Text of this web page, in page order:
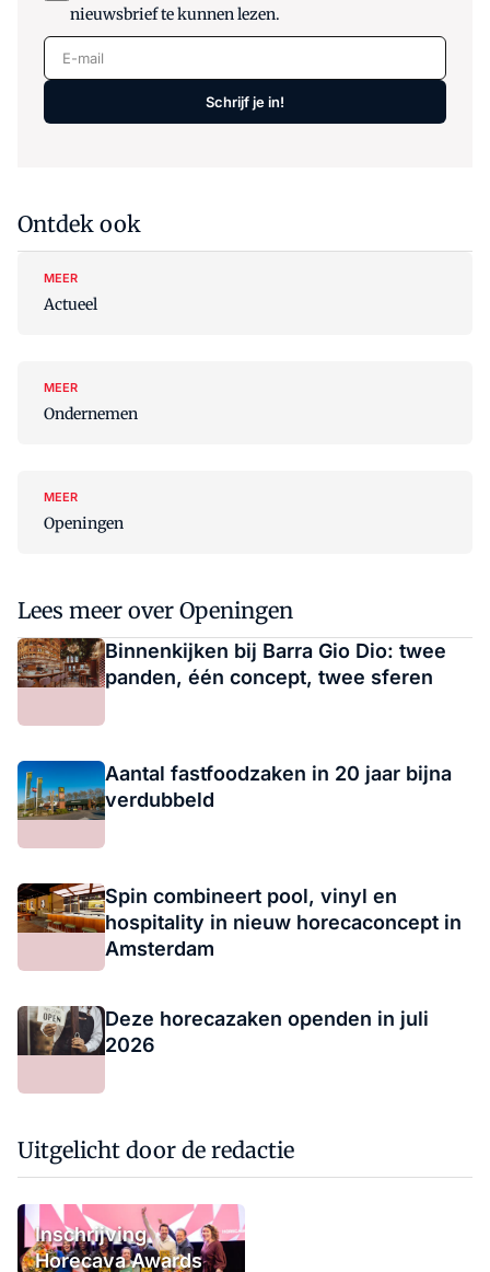
nieuwsbrief te kunnen lezen.
E-mail
Schrijf je in!
Ontdek ook
MEER
Actueel
MEER
Ondernemen
MEER
Openingen
Lees meer over Openingen
Binnenkijken bij Barra Gio Dio: twee
panden, één concept, twee sferen
Aantal fastfoodzaken in 20 jaar bijna
verdubbeld
Spin combineert pool, vinyl en
hospitality in nieuw horecaconcept in
Amsterdam
Deze horecazaken openden in juli
2026
Uitgelicht door de redactie
Inschrijving
Horecava Awards